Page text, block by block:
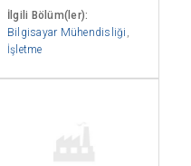
İlgili Bölüm(ler):
Bilgisayar Mühendisliği ,
İşletme